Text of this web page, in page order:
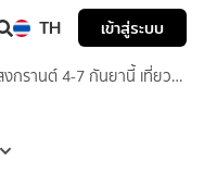
TH เข้าสู่ระบบ
กรานต์ 4-7 กันยานี้ เที่ยว